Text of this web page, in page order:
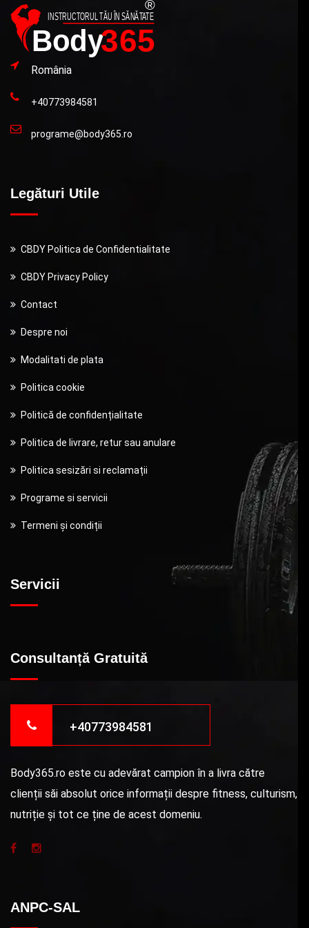
România
+40773984581
programe@body365.ro
Legături Utile
CBDY Politica de Confidentialitate
CBDY Privacy Policy
Contact
Despre noi
Modalitati de plata
Politica cookie
Politică de confidențialitate
Politica de livrare, retur sau anulare
Politica sesizări si reclamații
Programe si servicii
Termeni și condiții
Servicii
Consultanță Gratuită
+40773984581
Body365.ro este cu adevărat campion în a livra către
clienții săi absolut orice informații despre fitness, culturism,
nutriție și tot ce ține de acest domeniu.
ANPC-SAL